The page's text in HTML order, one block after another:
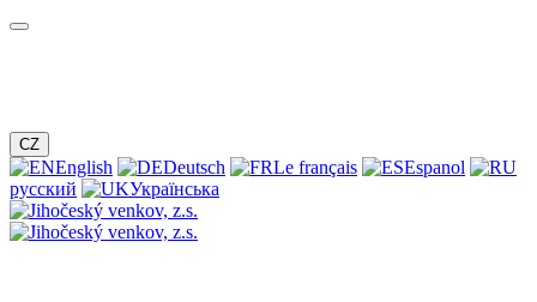
CZ
English Deutsch Le français
Espanol
русский
Українська